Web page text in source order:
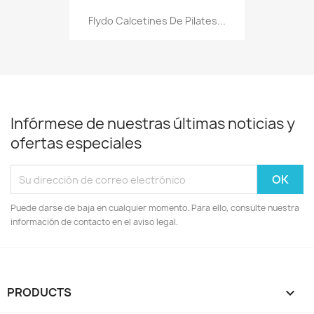
Flydo Calcetines De Pilates...
Infórmese de nuestras últimas noticias y
ofertas especiales
Puede darse de baja en cualquier momento. Para ello, consulte nuestra
información de contacto en el aviso legal.
PRODUCTS 